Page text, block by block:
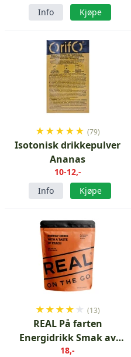
Info
Kjøpe
★★★★★ (79)
Isotonisk drikkepulver
Ananas
10-12,-
Info
Kjøpe
★★★★ ★ (13)
REAL På farten
Energidrikk Smak av
fersken
18,-